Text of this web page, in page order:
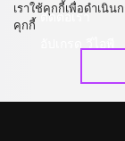
ติดต่อเรา
เราใช้คุกกี้เพื่อดำเนิน
คุกกี้